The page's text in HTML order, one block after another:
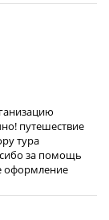
путешествие
тура
за помощь
оформление